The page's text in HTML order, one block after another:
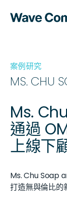
案例研究
MS. CHU
Ms.
通過
上線下
Ms. Chu Soap
打造無與倫比的